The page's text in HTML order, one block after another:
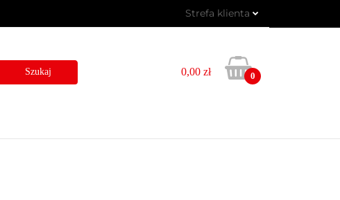
Strefa klienta
Zarejestruj się
Dodaj zgłoszenie
0,00 zł 0